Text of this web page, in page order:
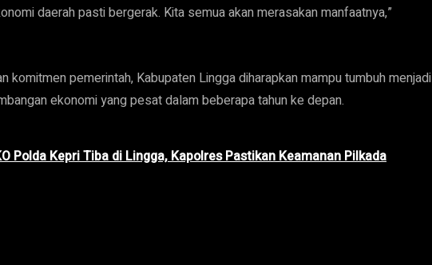
daerah pasti bergerak. Kita semua akan merasakan manfaatnya,”
komitmen pemerintah, Kabupaten Lingga diharapkan mampu tumbuh menjadi
ekonomi yang pesat dalam beberapa tahun ke depan.
Polda Kepri Tiba di Lingga, Kapolres Pastikan Keamanan Pilkada